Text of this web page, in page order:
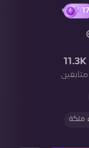
11.3K
متابعين
ملكة